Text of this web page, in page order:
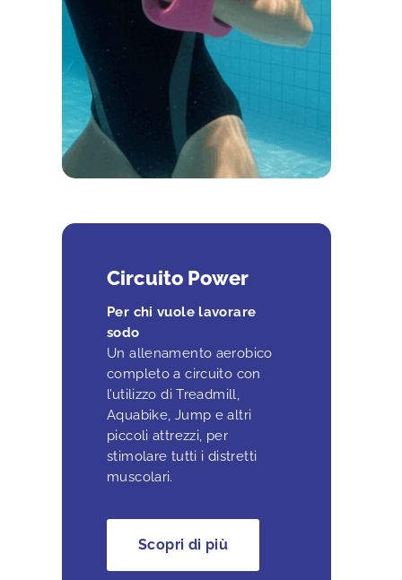
Circuito Power
Per chi vuole lavorare
sodo
Un allenamento aerobico
completo a circuito con
l’utilizzo di Treadmill,
Aquabike, Jump e altri
piccoli attrezzi, per
stimolare tutti i distretti
muscolari.
Scopri di più